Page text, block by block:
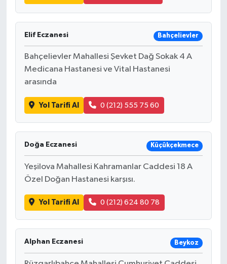
Elif Eczanesi Bahçelievler
Bahçelievler Mahallesi Şevket Dağ Sokak 4 A
Medicana Hastanesi ve Vital Hastanesi
arasında
Yol Tarifi Al 0 (212) 555 75 60
Doğa Eczanesi Küçükçekmece
Yeşilova Mahallesi Kahramanlar Caddesi 18 A
Özel Doğan Hastanesi karşısı.
Yol Tarifi Al 0 (212) 624 80 78
Alphan Eczanesi Beykoz